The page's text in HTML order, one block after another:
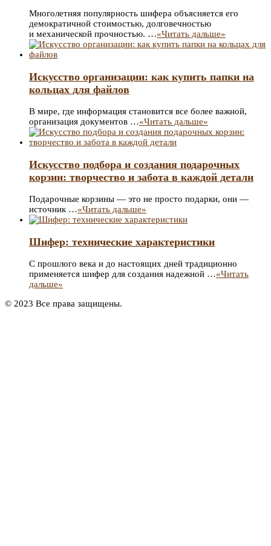
Многолетняя популярность шифера объясняется его
демократичной стоимостью, долговечностью
и механической прочностью. …«Читать дальше»
Искусство организации: как купить папки на
кольцах для файлов
В мире, где информация становится все более важной,
организация документов …«Читать дальше»
Искусство подбора и создания подарочных
корзин: творчество и забота в каждой детали
Подарочные корзины — это не просто подарки, они —
источник …«Читать дальше»
Шифер: технические характеристики
С прошлого века и до настоящих дней традиционно
применяется шифер для создания надежной …«Читать
дальше»
© 2023 Все права защищены.